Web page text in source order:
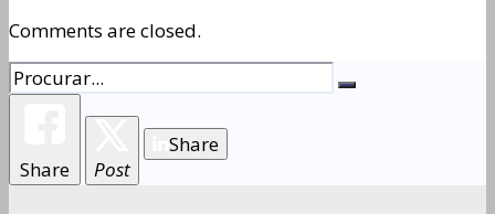
Comments are closed.
Share Post
Share